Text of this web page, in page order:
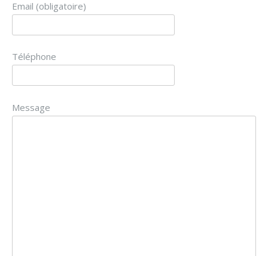
Email (obligatoire)
Téléphone
Message